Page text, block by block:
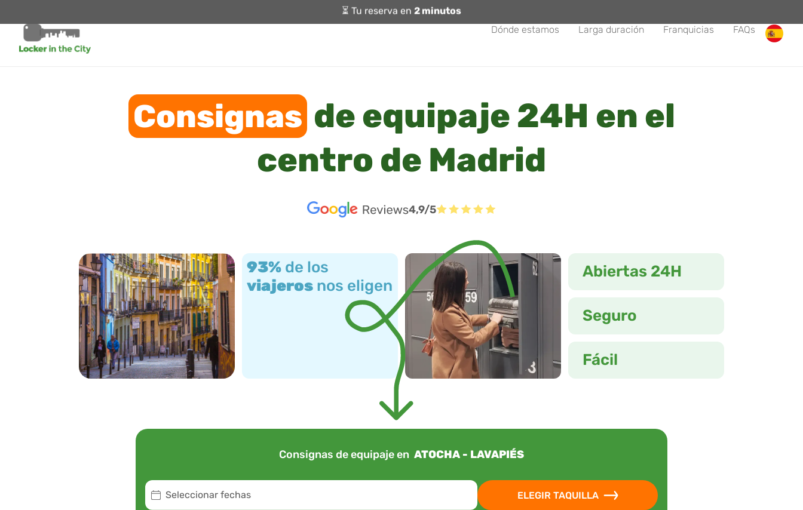
⏳ Tu reserva en 2 minutos
Dónde estamos
Larga duración Franquicias FAQs
Consignasde equipaje 24H en el
centro de Madrid
4,9/5
93% de los
viajeros nos eligen
Seguro
Fácil
Abiertas 24H
Consignas de equipaje en ATOCHA - LAVAPIÉS
Seleccionar fechas ELEGIR TAQUILLA